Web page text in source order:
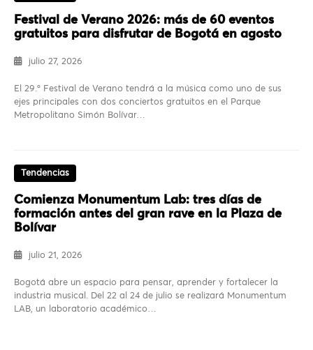
Festival de Verano 2026: más de 60 eventos
gratuitos para disfrutar de Bogotá en agosto
julio 27, 2026
El 29.º Festival de Verano tendrá a la música como uno de sus
ejes principales con dos conciertos gratuitos en el Parque
Metropolitano Simón Bolívar…
Tendencias
Comienza Monumentum Lab: tres días de
formación antes del gran rave en la Plaza de
Bolívar
julio 21, 2026
Bogotá abre un espacio para pensar, aprender y fortalecer la
industria musical. Del 22 al 24 de julio se realizará Monumentum
LAB, un laboratorio académico…